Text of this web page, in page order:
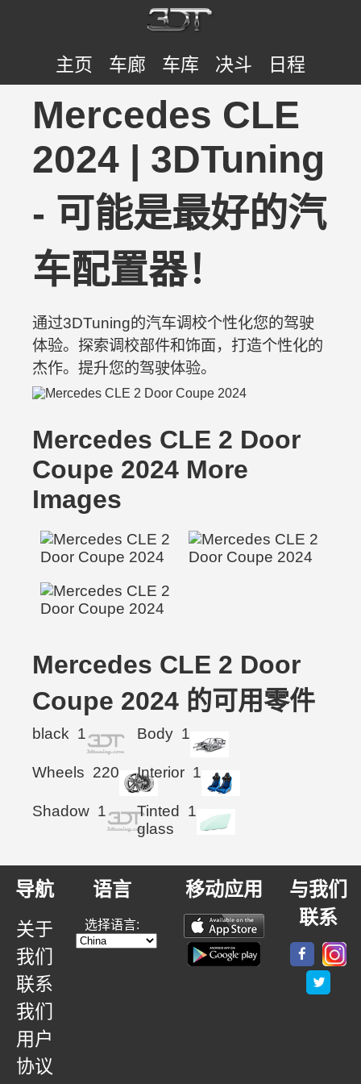
主页 车廊 车库 决斗 日程
Mercedes CLE
2024 | 3DTuning
- 可能是最好的汽
车配置器！
通过3DTuning的汽车调校个性化您的驾驶
体验。探索调校部件和饰面，打造个性化的
杰作。提升您的驾驶体验。
Mercedes CLE 2 Door
Coupe 2024 More
Images
Mercedes CLE 2 Door
Coupe 2024 的可用零件
black 1 Body 1
Wheels 220 Interior 1
Shadow 1
Tinted
glass
1
导航
关于
我们
联系
我们
用户
协议
语言
选择语言:
移动应用
与我们
联系